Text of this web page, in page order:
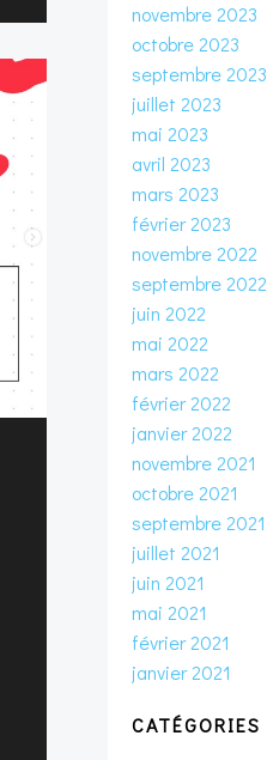
novembre 2023
octobre 2023
septembre 2023
juillet 2023
mai 2023
avril 2023
mars 2023
février 2023
novembre 2022
septembre 2022
juin 2022
mai 2022
mars 2022
février 2022
janvier 2022
novembre 2021
octobre 2021
septembre 2021
juillet 2021
juin 2021
mai 2021
février 2021
janvier 2021
CATÉGORIES